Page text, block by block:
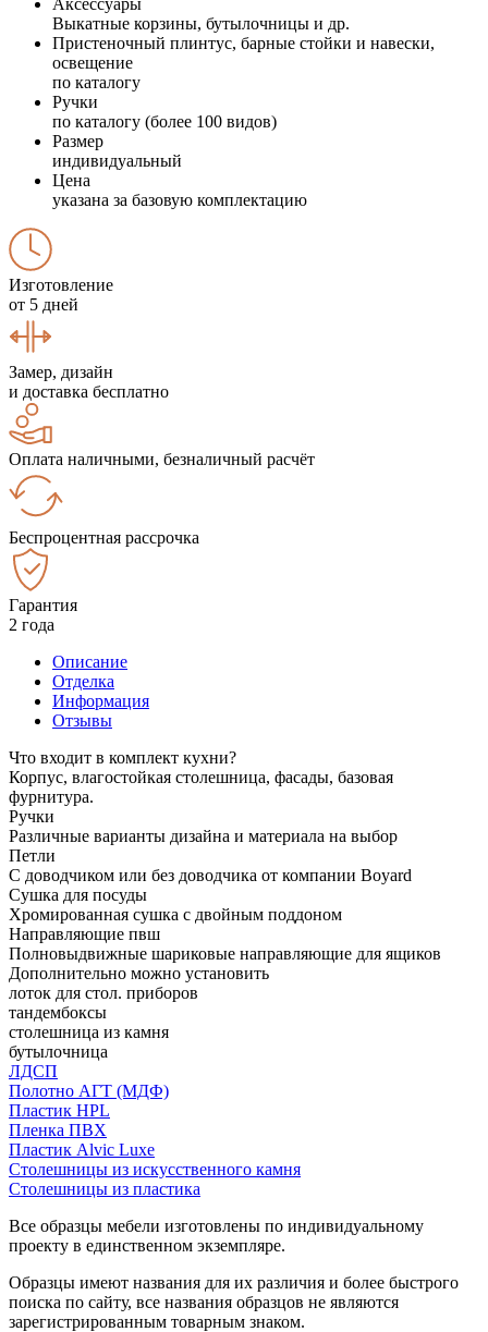
Выкатные корзины, бутылочницы и др.
Пристеночный плинтус, барные стойки и навески,
освещение
по каталогу
Ручки
по каталогу (более 100 видов)
Размер
индивидуальный
Цена
указана за базовую комплектацию
Изготовление
от 5 дней
Замер, дизайн
и доставка бесплатно
Оплата наличными, безналичный расчёт
Беспроцентная рассрочка
Гарантия
2 года
Описание
Отделка
Информация
Отзывы
Что входит в комплект кухни?
Корпус, влагостойкая столешница, фасады, базовая
фурнитура.
Ручки
Различные варианты дизайна и материала на выбор
Петли
С доводчиком или без доводчика от компании Boyard
Сушка для посуды
Хромированная сушка с двойным поддоном
Направляющие пвш
Полновыдвижные шариковые направляющие для ящиков
Дополнительно можно установить
лоток для стол. приборов
тандембоксы
столешница из камня
бутылочница
ЛДСП
Полотно АГТ (МДФ)
Пластик HPL
Пленка ПВХ
Пластик Alvic Luxe
Столешницы из искусственного камня
Столешницы из пластика
Все образцы мебели изготовлены по индивидуальному
проекту в единственном экземпляре.
Образцы имеют названия для их различия и более быстрого
поиска по сайту, все названия образцов не являются
зарегистрированным товарным знаком.